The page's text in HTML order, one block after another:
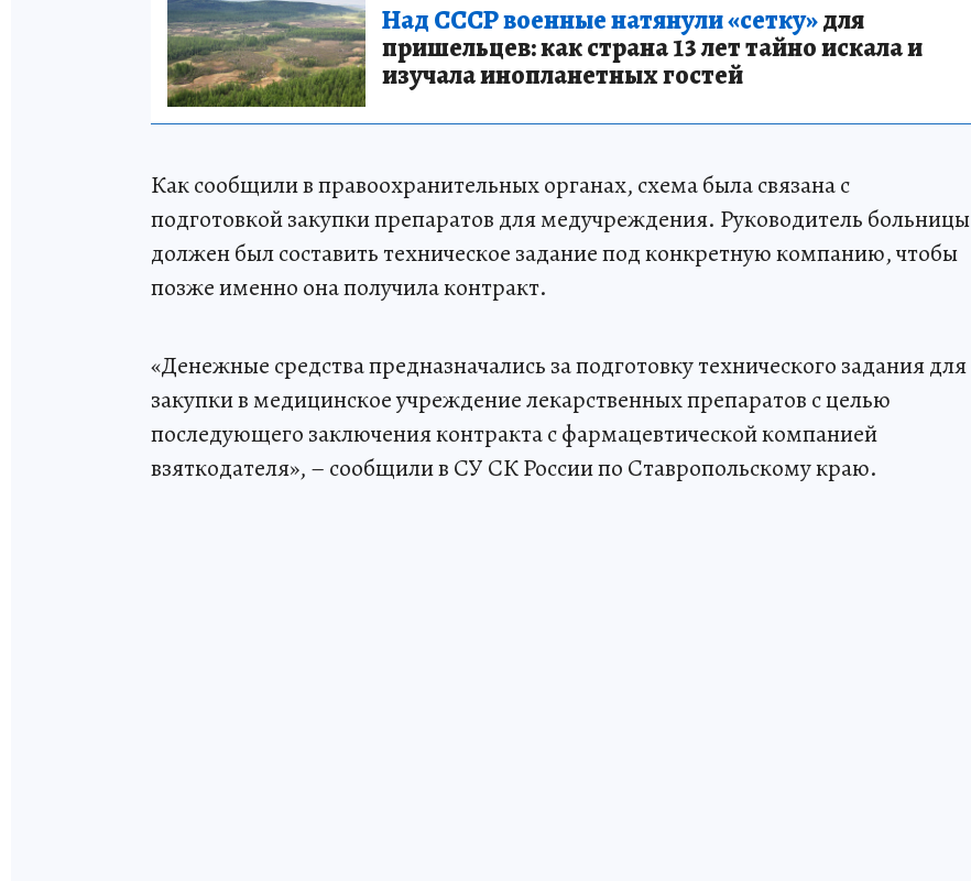
Над СССР военные натянули «сетку»для
пришельцев: как страна 13 лет тайно искала и
изучала инопланетных гостей
Как сообщили в правоохранительных органах, схема была связана с
подготовкой закупки препаратов для медучреждения. Руководитель больницы
должен был составить техническое задание под конкретную компанию, чтобы
позже именно она получила контракт.
«Денежные средства предназначались за подготовку технического задания для
закупки в медицинское учреждение лекарственных препаратов с целью
последующего заключения контракта с фармацевтической компанией
взяткодателя», – сообщили в СУ СК России по Ставропольскому краю.